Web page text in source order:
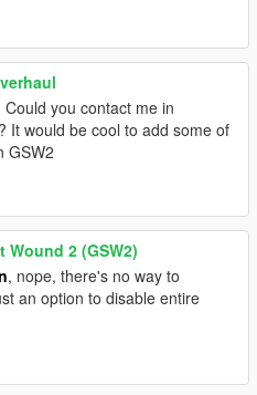
you contact me in
It would be cool to add some of
GSW2
Wound 2 (GSW2)
, nope, there's no way to
an option to disable entire